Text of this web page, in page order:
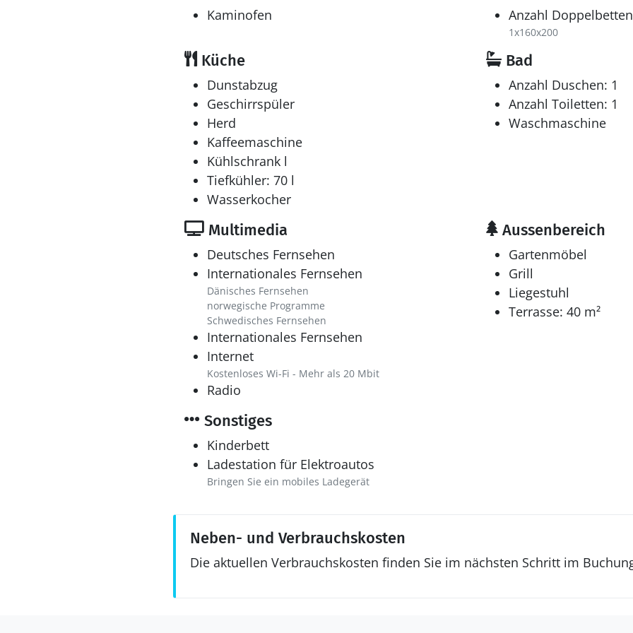
Kaminofen Anzahl
1x160x200
Küche
Dunstabzug
Geschirrspüler
Herd
Kaffeemaschine
Kühlschrank l
Tiefkühler: 70 l
Wasserkocher
Bad
Anzahl Duschen: 1
Anzahl Toiletten: 1
Waschmaschine
Multimedia
Deutsches Fernsehen
Internationales Fernsehen
Dänisches Fernsehen
norwegische Programme
Schwedisches Fernsehen
Internationales Fernsehen
Internet
Kostenloses Wi-Fi - Mehr als 20 Mbit
Radio
Aussenbereich
Gartenmöbel
Grill
Liegestuhl
Terrasse: 40 m²
Sonstiges
Kinderbett
Ladestation für Elektroautos
Bringen Sie ein mobiles Ladegerät
Neben- und Verbrauchskosten
Die aktuellen Verbrauchskosten finden Sie im nächsten Schritt im